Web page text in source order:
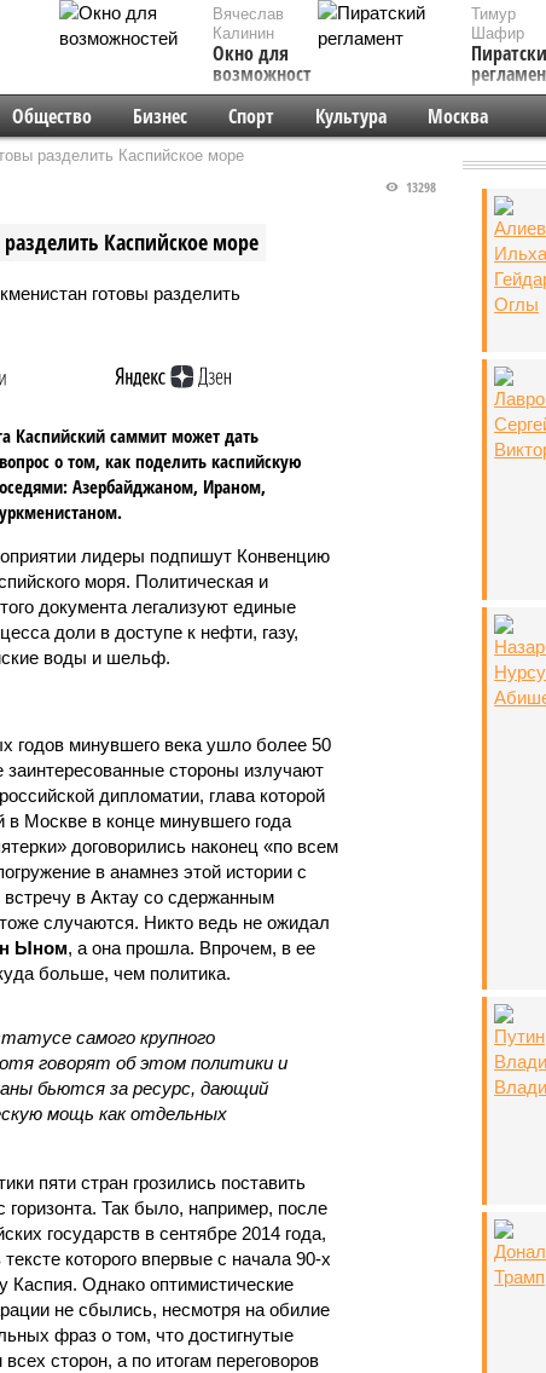
Вячеслав
Калинин
Окно для
возможностей
Тимур
Шафир
Общество Бизнес Спорт Культура Москва
разделить Каспийское море
Каспийское море
13298
Каспийский саммит может дать
о том, как поделить каспийскую
Азербайджаном, Ираном,
лидеры подпишут Конвенцию
моря. Политическая и
документа легализуют единые
доли в доступе к нефти, газу,
воды и шельф.
годов минувшего века ушло более 50
стороны излучают
дипломатии, глава которой
Москве в конце минувшего года
договорились наконец «по всем
в анамнез этой истории с
в Актау со сдержанным
случаются. Никто ведь не ожидал
Ыном, а она прошла. Впрочем, в ее
больше, чем политика.
самого крупного
говорят об этом политики и
бьются за ресурс, дающий
мощь как отдельных
пяти стран грозились поставить
горизонта. Так было, например, после
государств в сентябре 2014 года,
которого впервые с начала 90-х
Каспия. Однако оптимистические
не сбылись, несмотря на обилие
фраз о том, что достигнутые
сторон, а по итогам переговоров